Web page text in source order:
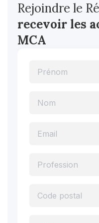
Rejoindre le
recevoir les
MCA